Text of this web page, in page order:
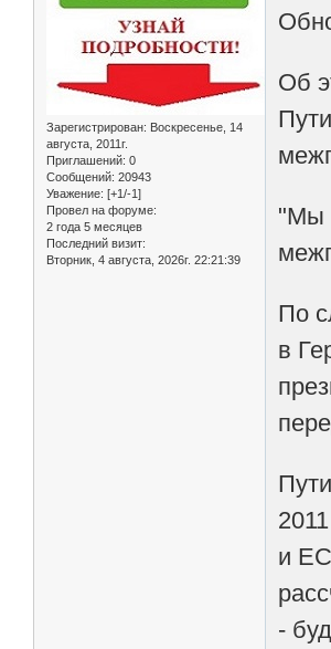
Зарегистрирован: Воскресенье, 14
августа, 2011г.
Приглашений: 0
Сообщений: 20943
Уважение: [+1/-1]
Провел на форуме:
2 года 5 месяцев
Последний визит:
Вторник, 4 августа, 2026г. 22:21:39
Об
"Мы
По
в
и
-